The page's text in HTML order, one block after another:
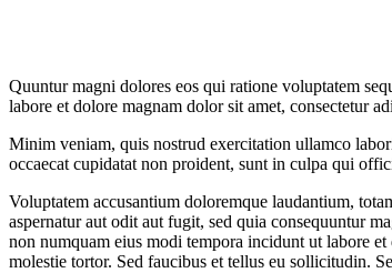
Quuntur magni dolores eos qui ratione voluptatem
labore et dolore magnam dolor sit amet, consectetur
Minim veniam, quis nostrud exercitation ullamco
occaecat cupidatat non proident, sunt in culpa qui
Voluptatem accusantium doloremque laudantium,
aspernatur aut odit aut fugit, sed quia consequuntur
non numquam eius modi tempora incidunt ut labore
molestie tortor. Sed faucibus et tellus eu sollicitudin.